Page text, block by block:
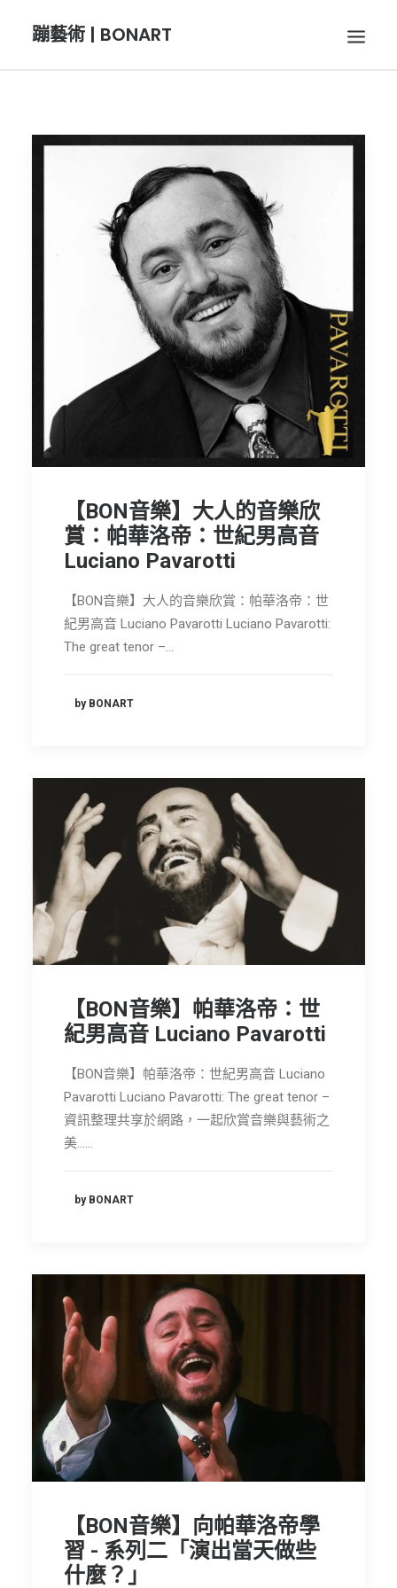
蹦藝術 | BONART
BON攝影
BON插畫
關於我們
SEARCH
【BON音樂】大人的音樂欣
賞：帕華洛帝：世紀男高音
Luciano Pavarotti
【BON音樂】大人的音樂欣賞：帕華洛帝：世
紀男高音 Luciano Pavarotti Luciano Pavarotti:
The great tenor –…
by BONART
【BON音樂】帕華洛帝：世
紀男高音 Luciano Pavarotti
【BON音樂】帕華洛帝：世紀男高音 Luciano
Pavarotti Luciano Pavarotti: The great tenor –
資訊整理共享於網路，一起欣賞音樂與藝術之
美……
by BONART
【BON音樂】向帕華洛帝學
習 - 系列二「演出當天做些
什麼？」